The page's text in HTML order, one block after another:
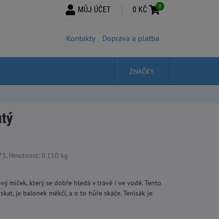
Kontakty Doprava a platba
ZNAČKY
Hmotnost: 0.110 kg
míček, který se dobře hledá v trávě i ve vodě. Tento
je balonek měkčí, a o to hůře skáče. Tenisák je
0 KČ 0
MŮJ ÚČET